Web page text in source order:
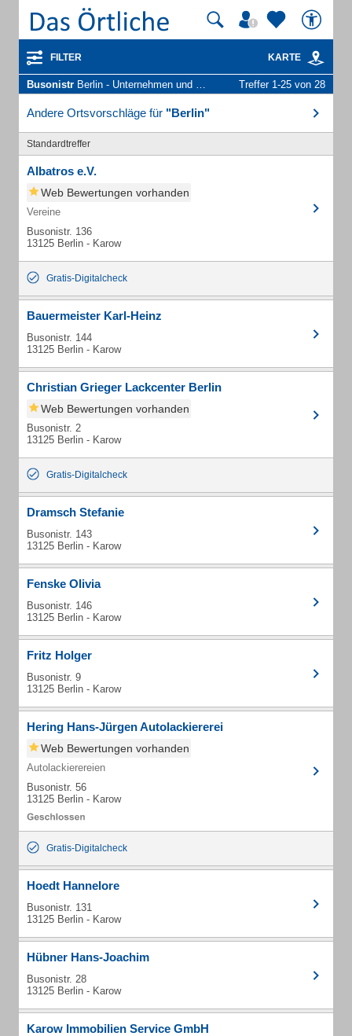
FILTER KARTE
Busonistr Berlin - Unternehmen und Personen Treffer 1-25 von 28
Andere Ortsvorschläge für "Berlin"
Standardtreffer
Albatros e.V.
Web Bewertungen vorhanden
Vereine
Busonistr. 136
13125 Berlin - Karow
Gratis-Digitalcheck
Bauermeister Karl-Heinz
Busonistr. 144
13125 Berlin - Karow
Christian Grieger Lackcenter Berlin
Web Bewertungen vorhanden
Busonistr. 2
13125 Berlin - Karow
Gratis-Digitalcheck
Dramsch Stefanie
Busonistr. 143
13125 Berlin - Karow
Fenske Olivia
Busonistr. 146
13125 Berlin - Karow
Fritz Holger
Busonistr. 9
13125 Berlin - Karow
Hering Hans-Jürgen Autolackiererei
Web Bewertungen vorhanden
Autolackierereien
Busonistr. 56
13125 Berlin - Karow
Gratis-Digitalcheck
Hoedt Hannelore
Busonistr. 131
13125 Berlin - Karow
Hübner Hans-Joachim
Busonistr. 28
13125 Berlin - Karow
Karow Immobilien Service GmbH